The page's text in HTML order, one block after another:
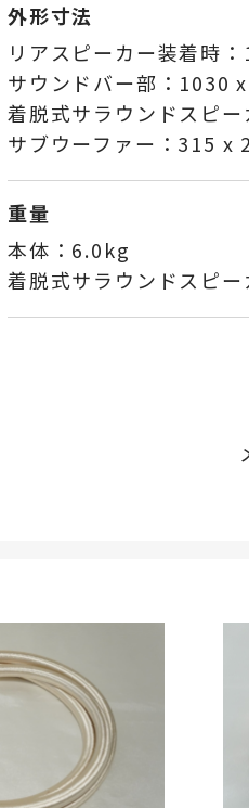
外形寸法
リアスピーカー装着時：
サウンドバー部：1030
着脱式サラウンドスピ
サブウーファー：315 x
重量
本体：6.0kg
着脱式サラウンドスピ